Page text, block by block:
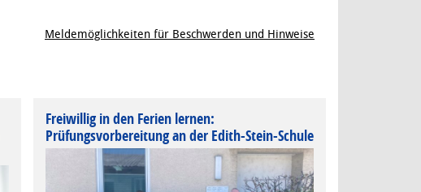
Meldemöglichkeiten für Beschwerden und Hinweise
Freiwillig in den Ferien lernen:
Prüfungsvorbereitung an der Edith-Stein-Schule